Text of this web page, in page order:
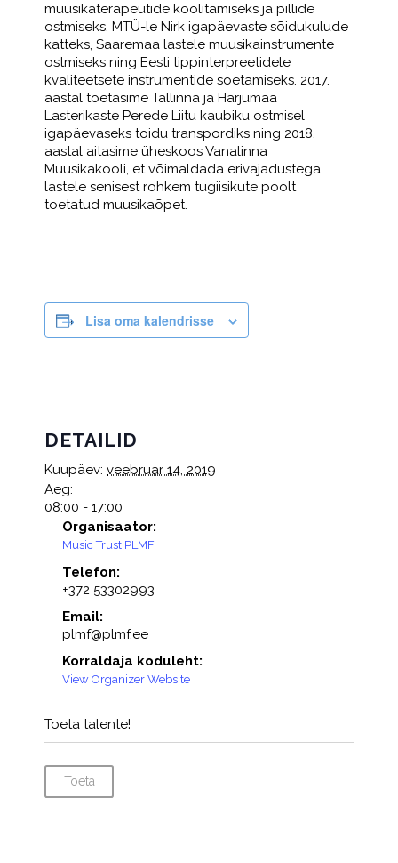
muusikaterapeutide koolitamiseks ja pillide
ostmiseks, MTÜ-le Nirk igapäevaste sõidukulude
katteks, Saaremaa lastele muusikainstrumente
ostmiseks ning Eesti tippinterpreetidele
kvaliteetsete instrumentide soetamiseks. 2017.
aastal toetasime Tallinna ja Harjumaa
Lasterikaste Perede Liitu kaubiku ostmisel
igapäevaseks toidu transpordiks ning 2018.
aastal aitasime üheskoos Vanalinna
Muusikakooli, et võimaldada erivajadustega
lastele senisest rohkem tugiisikute poolt
toetatud muusikaõpet.
Lisa oma kalendrisse
DETAILID
Kuupäev: veebruar 14, 2019
Aeg:
08:00 - 17:00
Organisaator:
Music Trust PLMF
Telefon:
+372 53302993
Email:
plmf@plmf.ee
Korraldaja koduleht:
View Organizer Website
Toeta talente!
Toeta